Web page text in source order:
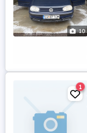
10
1